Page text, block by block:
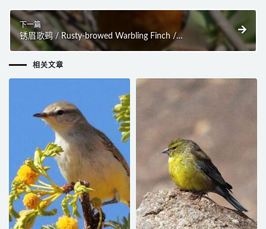
下一篇
锈眉歌鹀 / Rusty-browed Warbling Finch /
Microspingus erythrophrys
相关文章